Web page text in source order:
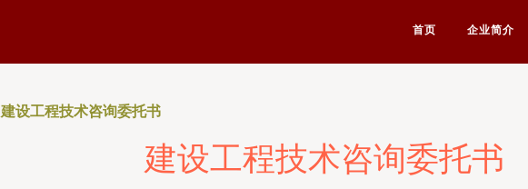
首页 企业简介
建设工程技术咨询委托书
建设工程技术咨询委托书